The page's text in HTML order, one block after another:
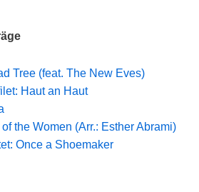
Tree (feat. The New Eves)
Haut an Haut
the Women (Arr.: Esther Abrami)
Once a Shoemaker